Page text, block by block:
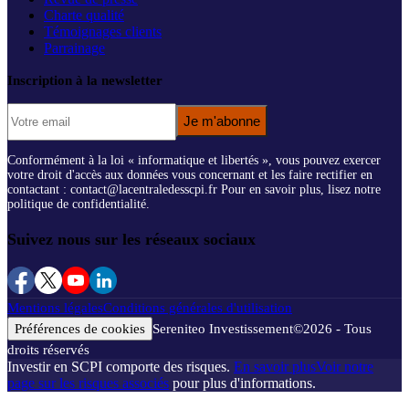
Charte qualité
Témoignages clients
Parrainage
Inscription à la newsletter
Je m'abonne
Conformément à la loi « informatique et libertés », vous pouvez exercer
votre droit d'accès aux données vous concernant et les faire rectifier en
contactant : contact@lacentraledesscpi.fr Pour en savoir plus, lisez notre
politique de confidentialité.
Suivez nous sur les réseaux sociaux
Mentions légalesConditions générales d'utilisation
Préférences de cookies Sereniteo Investissement©2026 - Tous
droits réservés
Investir en SCPI comporte des risques. En savoir plusVoir notre
page sur les risques associés pour plus d'informations.